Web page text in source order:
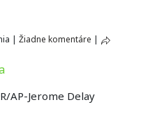
| Žiadne komentáre |
AP-Jerome Delay